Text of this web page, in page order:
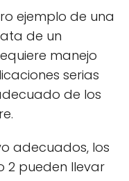
ejemplo de una
de un
manejo
serias
de los
adecuados, los
2 pueden llevar